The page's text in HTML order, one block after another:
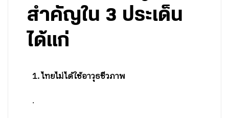
สำคัญใน 3 ประเด็น
ได้แก่
1. ไทยไม่ได้ใช้อาวุธชีวภาพ
.